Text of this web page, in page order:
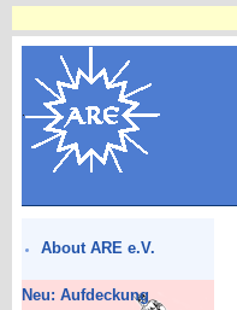
About ARE e.V.
Neu: Aufdeckung